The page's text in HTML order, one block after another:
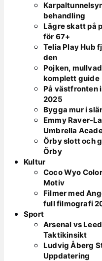
behandling
Lägre skatt på
för 67+
Telia Play Hub
den
Pojken,
komplett guide
På västfronten
2025
Bygga mur i
Emmy Raver-
Umbrella
Örby slott och
Örby
Kultur
Coco Wyo
Motiv
Filmer med
full filmografi
Sport
Arsenal vs
Taktikinsikt
Ludvig Åberg
Uppdatering